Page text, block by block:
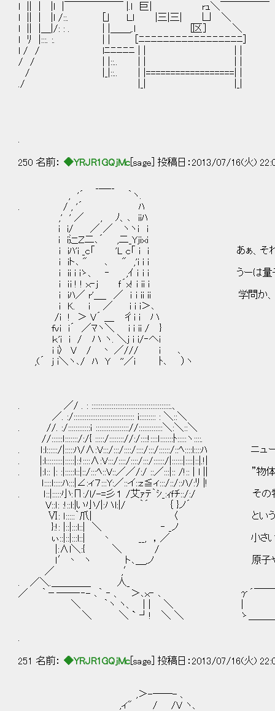
l || | |l |￣￣￣￣￣￣ |.ｌ 巨| rｭ＼￣￣￣
l || | |l /::. [｣ Ｌｌ |三|三| 凵
l || |＿|/: : . | |＿＿,.ｌ [区] ＼
l ﾘ |:::. :. | | ［ﾆﾆﾆﾆﾆﾆﾆﾆﾆﾆﾆﾆﾆﾆﾆﾆﾆ］
l / / lﾆﾆﾆﾆﾆ | | | | ⊂ニﾆﾆ
/ / | |::.. | | | | ○
/ |_|::.. |
./ |_|
250 名前： ◆YRJR1GQjMc [sage] 投稿日：2013/07/16(火)
, '´ ｀ヽ.
. / , '´ ﾊ
,' ' ／ , ﾉ、､ iiﾊ
i i/ ／ ／ ヽヽｉ i
i i辷Ｚ二､´ ,二_Yjiｘi
i iﾊ'i _c「 'L c「 i i あぁ、それがる
i iト､ " ､ " ,'i i i
i ii i iゝ、 ‐ ,ｲ ｉ i i うーは量子力学
i ｉi ! ! ｘ‐j ｆ´x! i ii i
i iﾊ／ r'＿_ ／ ｉ i ii ii 学問か、理解
i K. i ／ i i i＞､
/i ! ＞ V´ ＿ 彳i i ハ
fvi i´ ／ﾏヽ＼ i i ii / }
ｋ'i i / ハ ヽ. ＼j i i/‐へi
i i〉 V / 丶 ／/// i ､
,(´ j i＼ヽ､/ ﾊ Y ''／i ﾄ､ ）ヽ
. ／/ . : :::::::::::::::::::::::::::::::::::::::::::.、
／. :/::::::::::::::::::::::::::::::::: i::::::::: : ＼::＼
. //. :/::::::::::::ｉ :::::::::::::::::://:::::::::::::＼:＼::＼
//::::::ｌ:::::::/:/{ :::::/:::::::://:/::::!::::ｌ:::::::ﾄ:::::ヽ::::.
. ｌ:l::::::/|:::::ﾊ/∧:V:::/:::/::::/::::/:::/::::::/::ﾍ::::l::::ﾊ ニュー
. |:l:::::::::|:::::|::!::::∧:V:::/::::/::::/:::/::::::/|::::::|::::|::|.!|
. |:ｌ:: |: :|:::::l::|::/:::ﾍ::V::／／/:/ ::／:::|:: /!:: | l || ”物体
ｌ::::l:::::ﾊ:::|∠:ィ７:::Y:／::イ::z≦ィ:::/::/::ﾊ/:ﾘ |!
. ｌ::|:::::小:Π:/l/-=彡１ /艾ｧﾃ｀ｼ_:ｨｆﾁ::/:/ その物
V::ｌ: :!::l:|い小/|:ハl:|/ ｀´ ｛ }ノ´
Ⅵ: ｌ:::::｀爪| 〈 という「前提」が
}:!: |::|:::l::| ＼ ‐ _ノ
ぃ::|::|:::l::| 丶 __, ，／ 小さいスケー
|:∧l＼:{ ＼ /
ｌ′丶 ヽ ト､＿,ノ 原子や電子の動
／ ,′
. ／＼.＿＿＿＿ 人_
／ ｀－――‐‐- ､｀ ‐ 、 ＞､ｘ‐ ､ γ´￣￣￣￣￣
＼ ｀ヽ ヽ、 | | ＼ | うむ、
＼ ＼ ` ┘! ＼ ＼ ゝ＿＿＿＿＿＿＿＿
251 名前： ◆YRJR1GQjMc [sage] 投稿日：2013/07/16(火)
,＞-――- 、
,ィ" / /V ヽ、